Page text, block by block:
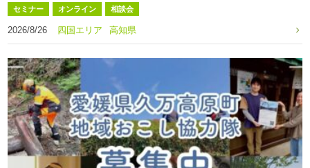
セミナー オンライン 相談会
2026/8/26 四国エリア 高知県